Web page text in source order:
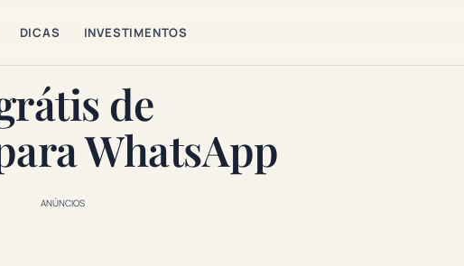
DICAS INVESTIMENTOS
de
WhatsApp
ANÚNCIOS